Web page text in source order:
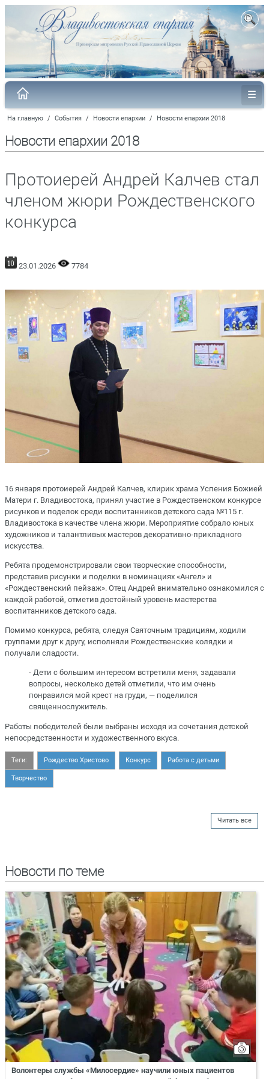
На главную / События / Новости епархии / Новости епархии 2018
Новости епархии 2018
Протоиерей Андрей Калчев стал
членом жюри Рождественского
конкурса
23.01.2026 7784
16 января протоиерей Андрей Калчев, клирик храма Успения Божией
Матери г. Владивостока, принял участие в Рождественском конкурсе
рисунков и поделок среди воспитанников детского сада №115 г.
Владивостока в качестве члена жюри. Мероприятие собрало юных
художников и талантливых мастеров декоративно-прикладного
искусства.
Ребята продемонстрировали свои творческие способности,
представив рисунки и поделки в номинациях «Ангел» и
«Рождественский пейзаж». Отец Андрей внимательно ознакомился с
каждой работой, отметив достойный уровень мастерства
воспитанников детского сада.
Помимо конкурса, ребята, следуя Святочным традициям, ходили
группами друг к другу, исполняли Рождественские колядки и
получали сладости.
- Дети с большим интересом встретили меня, задавали
вопросы, несколько детей отметили, что им очень
понравился мой крест на груди, — поделился
священнослужитель.
Работы победителей были выбраны исходя из сочетания детской
непосредственности и художественного вкуса.
Теги: Рождество Христово Конкурс Работа с детьми
Творчество
Читать все
Новости по теме
Волонтеры службы «Милосердие» научили юных пациентов